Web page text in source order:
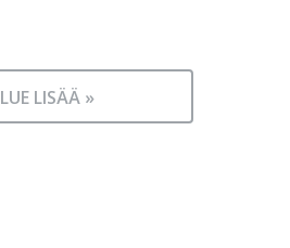
LUE LISÄÄ »